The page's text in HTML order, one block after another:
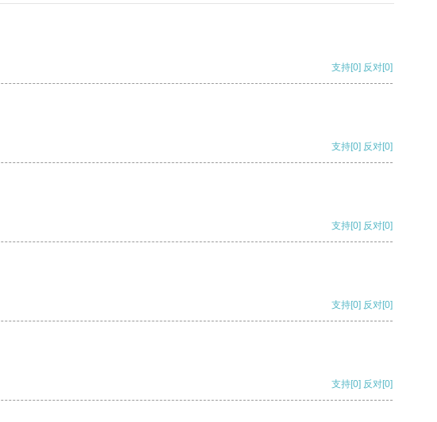
支持[0] 反对[0]
支持[0] 反对[0]
支持[0] 反对[0]
支持[0] 反对[0]
支持[0] 反对[0]